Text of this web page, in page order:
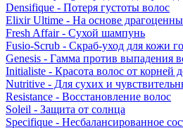
Densifique - Потеря густоты волос
Elixir Ultime - На основе
Fresh Affair - Сухой шампунь
Fusio-Scrub - Скраб-уход для кожи
Genesis - Гамма против выпадения
Initialiste - Красота волос от корней
Nutritive - Для сухих и
Resistance - Восстановление волос
Soleil - Защита от солнца
Specifique - Несбалансированное